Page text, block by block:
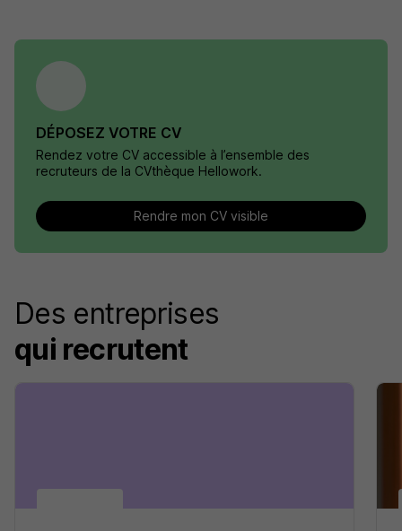
DÉPOSEZ VOTRE CV
Rendez votre CV accessible à l’ensemble des
recruteurs de la CVthèque Hellowork.
Rendre mon CV visible
Des entreprises
qui recrutent